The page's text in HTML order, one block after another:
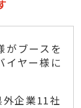
がブースを
イヤー様に
企業11社